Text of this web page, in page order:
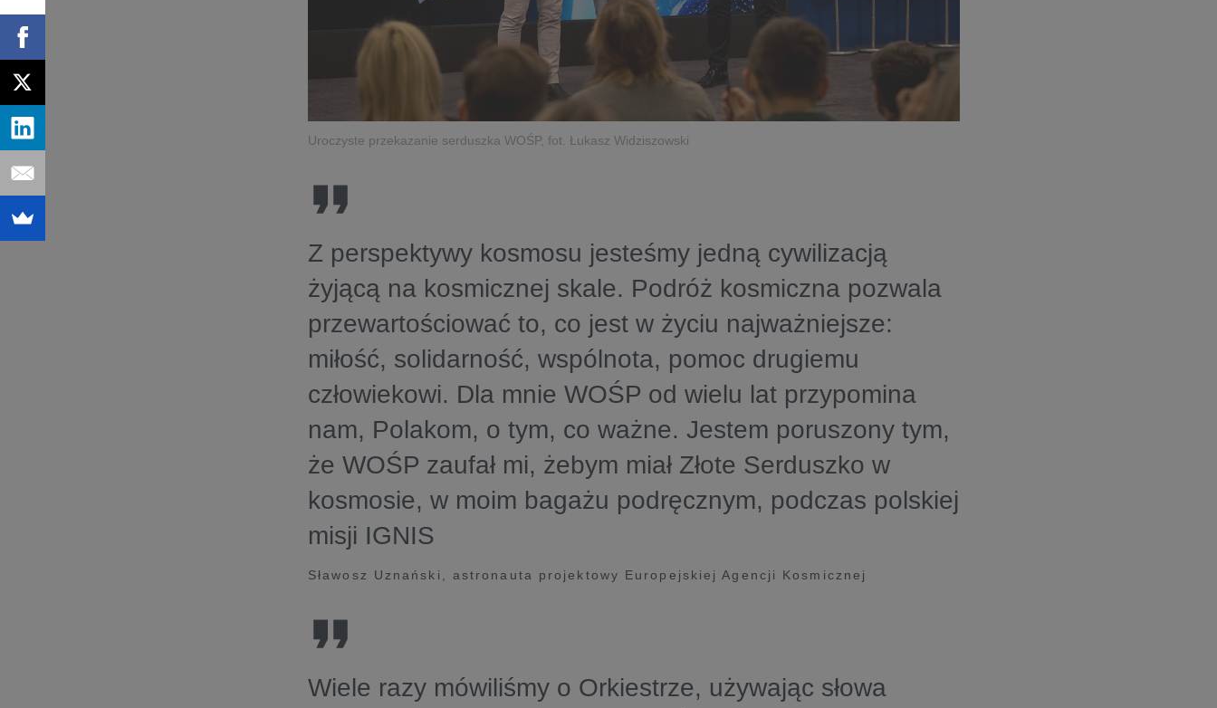
Uroczyste przekazanie serduszka WOŚP, fot. Łukasz Widziszowski
Z perspektywy kosmosu jesteśmy jedną cywilizacją
żyjącą na kosmicznej skale. Podróż kosmiczna pozwala
przewartościować to, co jest w życiu najważniejsze:
miłość, solidarność, wspólnota, pomoc drugiemu
człowiekowi. Dla mnie WOŚP od wielu lat przypomina
nam, Polakom, o tym, co ważne. Jestem poruszony tym,
że WOŚP zaufał mi, żebym miał Złote Serduszko w
kosmosie, w moim bagażu podręcznym, podczas polskiej
misji IGNIS ​
Sławosz Uznański, astronauta projektowy Europejskiej Agencji Kosmicznej
Wiele razy mówiliśmy o Orkiestrze, używając słowa